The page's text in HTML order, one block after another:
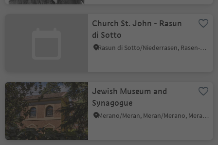
Church St. John - Rasun
di Sotto
Rasun di Sotto/Niederrasen, Rasen-Antholz/Rasun Anterselva, Dolomites Region Kronplatz/Plan de Corones
Jewish Museum and
Synagogue
Merano/Meran, Meran/Merano, Meran/Merano and environs